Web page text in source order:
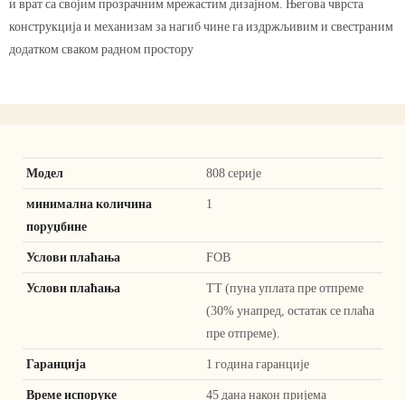
и врат са својим прозрачним мрежастим дизајном. Његова чврста
конструкција и механизам за нагиб чине га издржљивим и свестраним
додатком сваком радном простору
Модел 808 серије
минимална количина
поруџбине
1
Услови плаћања FOB
Услови плаћања
ТТ (пуна уплата пре отпреме
(30% унапред, остатак се плаћа
пре отпреме).
Гаранција 1 година гаранције
Време испоруке
45 дана након пријема